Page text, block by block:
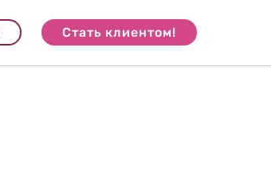
Стать клиентом!